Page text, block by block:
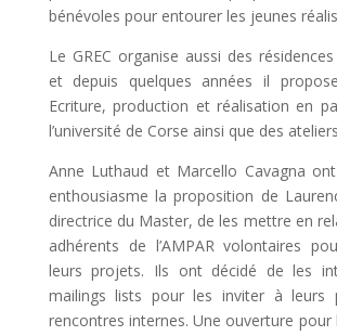
bénévoles pour entourer les jeunes
Le GREC organise aussi des
et depuis quelques années il
Ecriture, production et réalisation en
l’université de Corse ainsi que des
Anne Luthaud et Marcello Cavagna
enthousiasme la proposition de
directrice du Master, de les mettre en
adhérents de l’AMPAR volontaires
leurs projets. Ils ont décidé de les
mailings lists pour les inviter à leurs
rencontres internes. Une ouverture pour